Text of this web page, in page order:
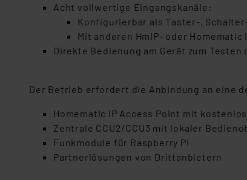
Acht vollwertige Eingangskanäle:
Konfigurierbar als Taster-,
Mit anderen HmIP- oder
Direkte Bedienung am Gerät zum
Der Betrieb erfordert die Anbindung an eine
Homematic IP Access Point mit
Zentrale CCU2/CCU3 mit lokaler
Funkmodule für Raspberry Pi
Partnerlösungen von Drittanbietern